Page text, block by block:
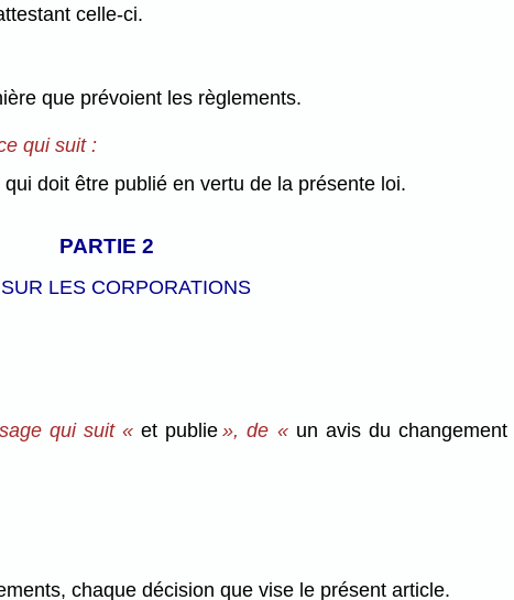
celle-ci.
que prévoient les règlements.
qui suit :
doit être publié en vertu de la présente loi.
PARTIE 2
LES CORPORATIONS
qui suit «et publie », de « un avis du
chaque décision que vise le présent article.